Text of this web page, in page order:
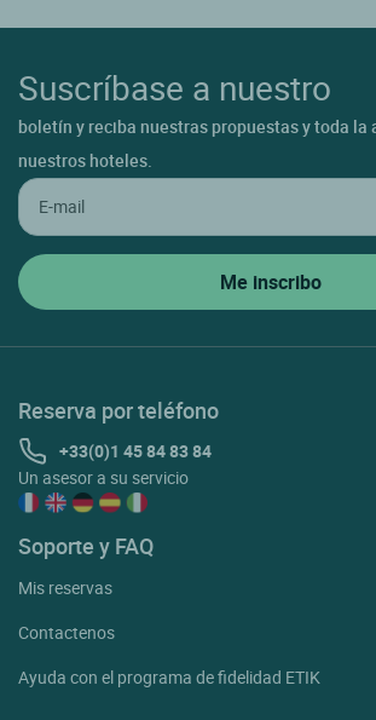
Suscríbase a nuestro
boletín y reciba nuestras propuestas y toda la
nuestros hoteles.
Reserva por teléfono
+33(0)1 45 84 83 84
Un asesor a su servicio
Soporte y FAQ
Mis reservas
Contactenos
Ayuda con el programa de fidelidad ETIK